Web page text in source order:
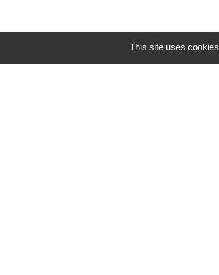
This site uses